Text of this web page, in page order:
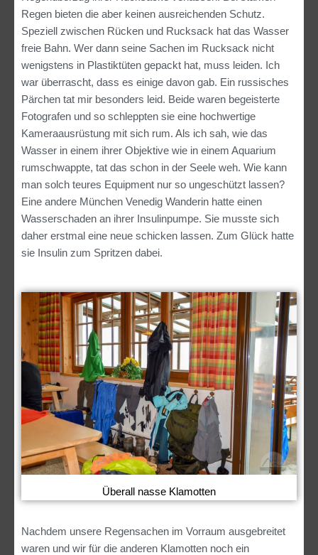
Regen bieten die aber keinen ausreichenden Schutz.
Speziell zwischen Rücken und Rucksack hat das Wasser
freie Bahn. Wer dann seine Sachen im Rucksack nicht
wenigstens in Plastiktüten gepackt hat, muss leiden. Ich
war überrascht, dass es einige davon gab. Ein russisches
Pärchen tat mir besonders leid. Beide waren begeisterte
Fotografen und so schleppten sie eine hochwertige
Kameraausrüstung mit sich rum. Als ich sah, wie das
Wasser in einem ihrer Objektive wie in einem Aquarium
rumschwappte, tat das schon in der Seele weh. Wie kann
man solch teures Equipment nur so ungeschützt lassen?
Eine andere München Venedig Wanderin hatte einen
Wasserschaden an ihrer Insulinpumpe. Sie musste sich
daher erstmal eine neue schicken lassen. Zum Glück hatte
sie Insulin zum Spritzen dabei.
Überall nasse Klamotten
Nachdem unsere Regensachen im Vorraum ausgebreitet
waren und wir für die anderen Klamotten noch ein